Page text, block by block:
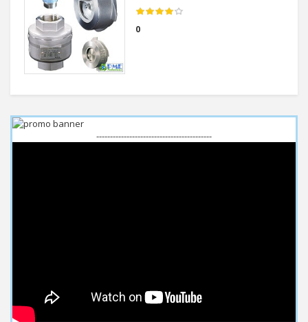
0
------------------------------------------